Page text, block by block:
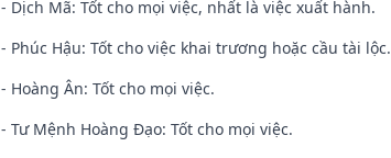
- Dịch Mã: Tốt cho mọi việc, nhất là việc xuất hành.
- Phúc Hậu: Tốt cho việc khai trương hoặc cầu tài lộc.
- Hoàng Ân: Tốt cho mọi việc.
- Tư Mệnh Hoàng Đạo: Tốt cho mọi việc.